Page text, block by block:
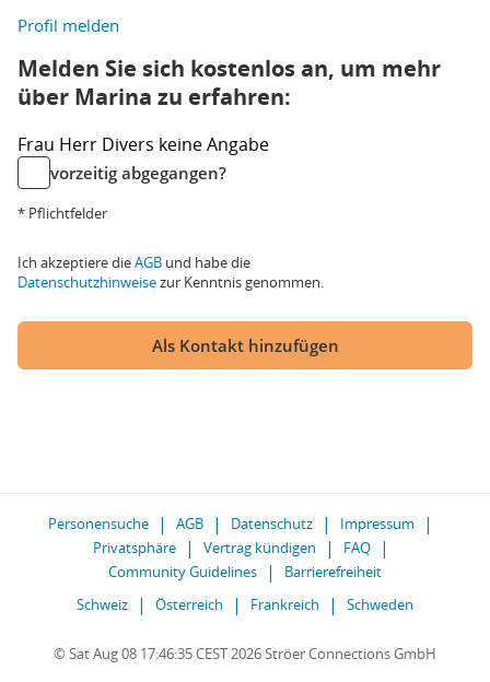
Profil melden
Melden Sie sich kostenlos an, um mehr
über Marina zu erfahren:
Frau Herr Divers keine Angabe
vorzeitig abgegangen?
* Pflichtfelder
Ich akzeptiere dieAGB und habe die
Datenschutzhinweisezur Kenntnis genommen.
Als Kontakt hinzufügen
Personensuche AGB Datenschutz
Impressum
Privatsphäre
Vertrag kündigen
FAQ
Community Guidelines
Barrierefreiheit
Schweiz
Österreich Frankreich Schweden
© Sat Aug 08 17:46:35 CEST 2026 Ströer Connections GmbH